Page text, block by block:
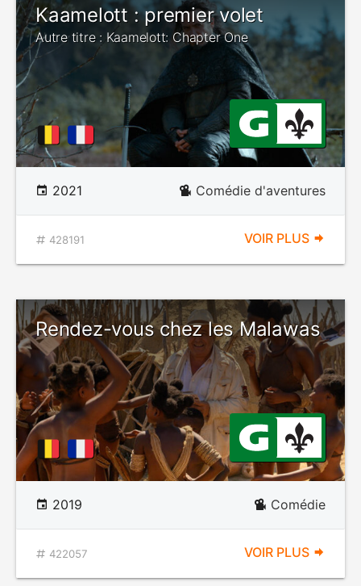
Kaamelott : premier volet
Autre titre : Kaamelott: Chapter One
2021 Comédie d'aventures
428191 VOIR PLUS
Rendez-vous chez les Malawas
2019 Comédie
422057 VOIR PLUS